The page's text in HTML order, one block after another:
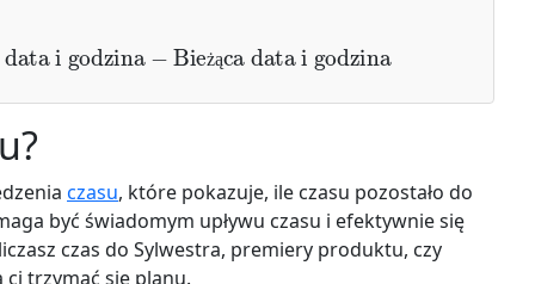
żą
i godzina Bieżąca data i godzina
czasu, które pokazuje, ile czasu pozostało do
być świadomym upływu czasu i efektywnie się
czas do Sylwestra, premiery produktu, czy
trzymać się planu.